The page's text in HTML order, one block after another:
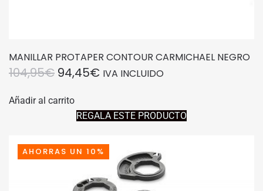
MANILLAR PROTAPER CONTOUR CARMICHAEL NEGRO
104,95€ EL
ORIGINAL
ERA:
104,95€.
94,45€EL
ACTUAL
ES:
94,45€.
IVA INCLUIDO
Añadir al carrito
REGALA ESTE PRODUCTO
AHORRAS UN 10%